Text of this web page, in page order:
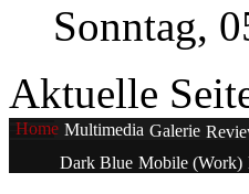
Sonntag,
Aktuelle
Home Multimedia Galerie
Dark Blue Mobile (Work)